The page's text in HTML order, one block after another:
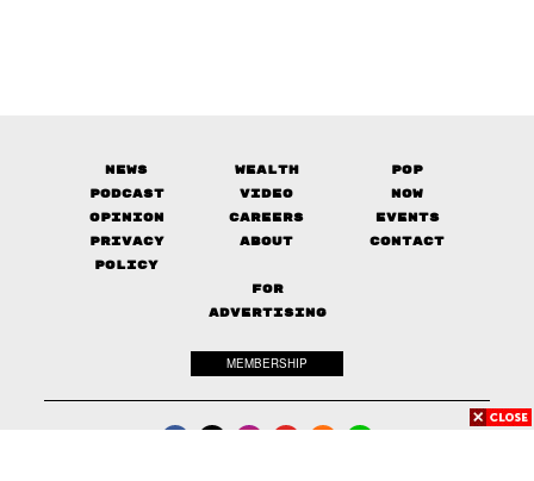
News Wealth
Pop
Podcast
Video
Now
Opinion
Careers
Events
Privacy
Policy
About Contact
FOR
ADVERTISING
MEMBERSHIP